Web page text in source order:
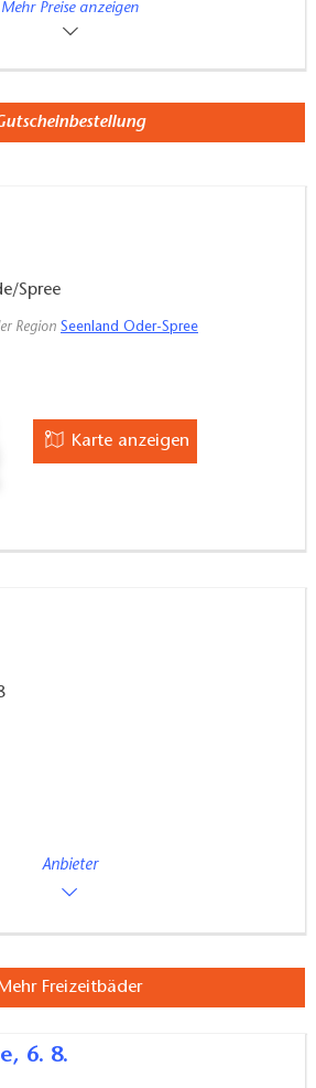
46,00
40,00EUR
mit Behinderung (B, G oder H)
Mehr Preise anzeigen
Spree
Region Seenland Oder-Spree
Karte anzeigen
Anbieter
Freizeitbäder
6. 8.